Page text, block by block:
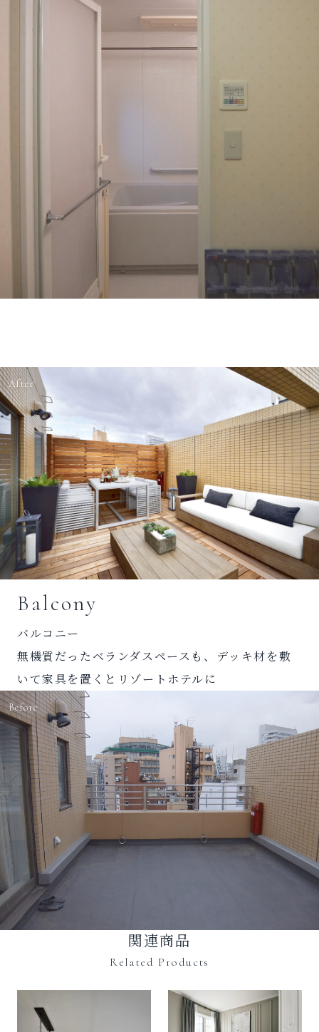
After
Balcony
バルコニー
無機質だったベランダスペースも、デッキ材を敷
いて家具を置くとリゾートホテルに
Before
関連商品
Related Products